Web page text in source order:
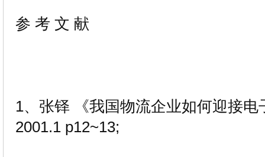
参 考 文 献
1、张铎 《我国物流企业如何迎接
2001.1 p12~13;